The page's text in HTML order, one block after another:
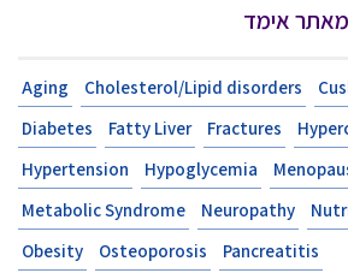
אימד
Aging Cholesterol/Lipid disorders
Diabetes
Fatty Liver Fractures
Hypertension
Hypoglycemia
Metabolic Syndrome
Neuropathy
Obesity
Osteoporosis
Pancreatitis